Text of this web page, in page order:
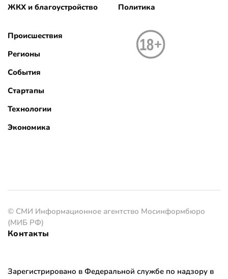
ЖКХ и благоустройство
Политика
Происшествия
Регионы
События
Стартапы
Технологии
Экономика
© СМИ Информационное агентство Мосинформбюро
(МИБ РФ)
Контакты
Зарегистрировано в Федеральной службе по надзору в